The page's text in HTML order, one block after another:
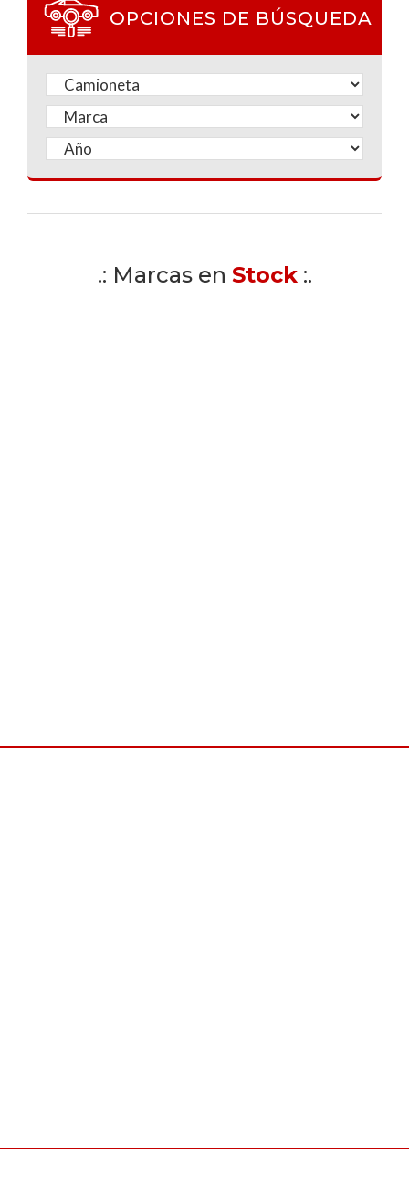
OPCIONES DE BÚSQUEDA
.: Marcas en Stock:.